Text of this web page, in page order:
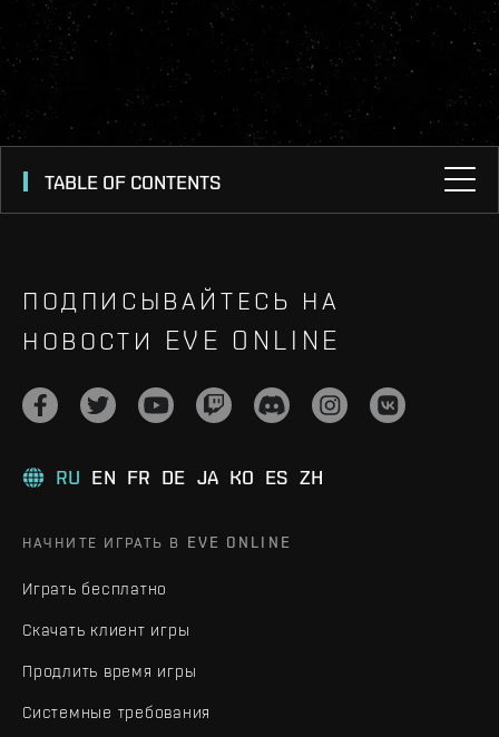
TABLE OF CONTENTS
ПОДПИСЫВАЙТЕСЬ НА
НОВОСТИ EVE ONLINE
RU EN FR DE JA KO ES ZH
НАЧНИТЕ ИГРАТЬ В EVE ONLINE
Играть бесплатно
Скачать клиент игры
Продлить время игры
Системные требования